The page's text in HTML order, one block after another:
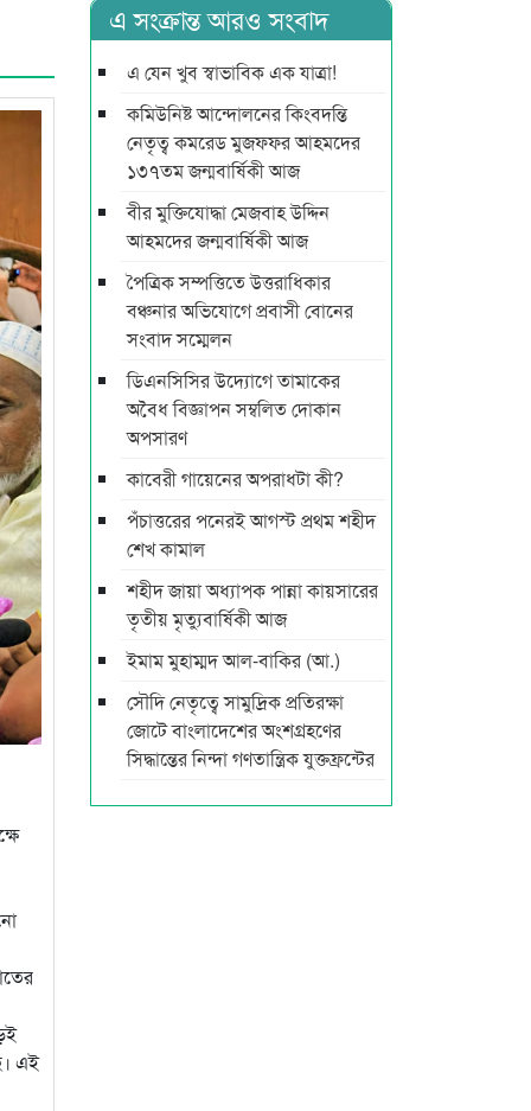
এই
এ সংক্রান্ত আরও সংবাদ
এ যেন খুব স্বাভাবিক এক যাত্রা!
কমিউনিষ্ট আন্দোলনের কিংবদন্তি
নেতৃত্ব কমরেড মুজফ্ফর আহমদের
১৩৭তম জন্মবার্ষিকী আজ
বীর মুক্তিযোদ্ধা মেজবাহ উদ্দিন
আহমদের জন্মবার্ষিকী আজ
পৈত্রিক সম্পত্তিতে উত্তরাধিকার
বঞ্চনার অভিযোগে প্রবাসী বোনের
সংবাদ সম্মেলন
ডিএনসিসির উদ্যোগে তামাকের
অবৈধ বিজ্ঞাপন সম্বলিত দোকান
অপসারণ
কাবেরী গায়েনের অপরাধটা কী?
পঁচাত্তরের পনেরই আগস্ট প্রথম শহীদ
শেখ কামাল
শহীদ জায়া অধ্যাপক পান্না কায়সারের
তৃতীয় মৃত্যুবার্ষিকী আজ
ইমাম মুহাম্মদ আল-বাকির (আ.)
সৌদি নেতৃত্বে সামুদ্রিক প্রতিরক্ষা
জোটে বাংলাদেশের অংশগ্রহণের
সিদ্ধান্তের নিন্দা গণতান্ত্রিক যুক্তফ্রন্টের